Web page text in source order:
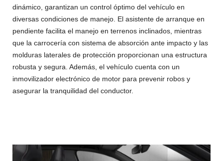
dinámico, garantizan un control óptimo del vehículo en
diversas condiciones de manejo. El asistente de arranque en
pendiente facilita el manejo en terrenos inclinados, mientras
que la carrocería con sistema de absorción ante impacto y las
molduras laterales de protección proporcionan una estructura
robusta y segura. Además, el vehículo cuenta con un
inmovilizador electrónico de motor para prevenir robos y
asegurar la tranquilidad del conductor.